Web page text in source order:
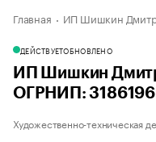
Главная ИП Шишкин
ДЕЙСТВУЕТОБНОВЛЕНО
ИП Шишкин
ОГРНИП:
Художественно-техническая